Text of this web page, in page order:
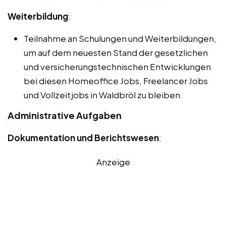
Weiterbildung:
Teilnahme an Schulungen und Weiterbildungen,
um auf dem neuesten Stand der gesetzlichen
und versicherungstechnischen Entwicklungen
bei diesen Homeoffice Jobs, Freelancer Jobs
und Vollzeitjobs in Waldbröl zu bleiben.
Administrative Aufgaben
Dokumentation und Berichtswesen:
Anzeige